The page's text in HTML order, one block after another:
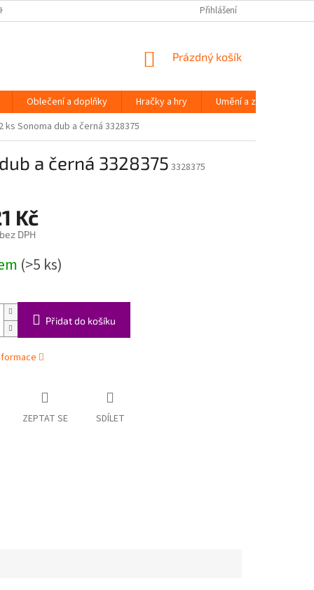
ÚDAJŮ Přihlášení
NÁKUPNÍ
Prázdný košík
Oblečení a doplňky Hračky a hry Umění a zábava
Sonoma dub a černá 3328375
a černá 3328375 3328375
Kč
DPH
(>5 ks)
Přidat do košíku
ZEPTAT SE SDÍLET